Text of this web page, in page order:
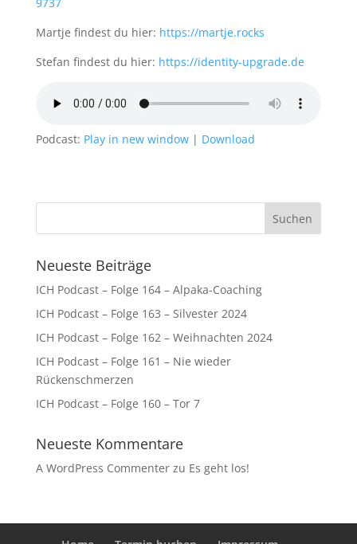
Martje findest du hier: https://martje.rocks
Stefan findest du hier: https://identity-upgrade.de
Podcast: Play in new window| Download
Neueste Beiträge
ICH Podcast – Folge 164 – Alpaka-Coaching
ICH Podcast – Folge 163 – Silvester 2024
ICH Podcast – Folge 162 – Weihnachten 2024
ICH Podcast – Folge 161 – Nie wieder
Rückenschmerzen
ICH Podcast – Folge 160 – Tor 7
Neueste Kommentare
A WordPress Commenterzu Es geht los!